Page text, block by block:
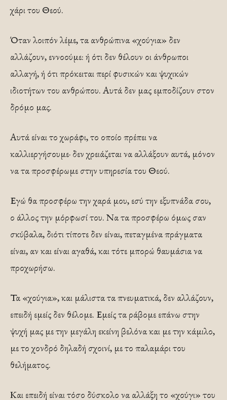
χάρι του Θεού.
Όταν λοιπόν λέμε, τα ανθρώπινα «χούγια» δεν
αλλάζουν, εννοούμε: ή ότι δεν θέλουν οι άνθρωποι
αλλαγή, ή ότι πρόκειται περί φυσικών και ψυχικών
ιδιοτήτων του ανθρώπου. Αυτά δεν μας εμποδίζουν στον
δρόμο μας.
Αυτά είναι το χωράφι, το οποίο πρέπει να
καλλιεργήσουμε· δεν χρειάζεται να αλλάξουν αυτά, μόνον
να τα προσφέρωμε στην υπηρεσία του Θεού.
Εγώ θα προσφέρω την χαρά μου, εσύ την εξυπνάδα σου,
ο άλλος την μόρφωσί του. Να τα προσφέρω όμως σαν
σκύβαλα, διότι τίποτε δεν είναι, πεταγμένα πράγματα
είναι, αν και είναι αγαθά, και τότε μπορώ θαυμάσια να
προχωρήσω.
Τα «χούγια», και μάλιστα τα πνευματικά, δεν αλλάζουν,
επειδή εμείς δεν θέλομε. Εμείς τα ράβομε επάνω στην
ψυχή μας με την μεγάλη εκείνη βελόνα και με την κάμιλο,
με το χονδρό δηλαδή σχοινί, με το παλαμάρι του
θελήματος.
Και επειδή είναι τόσο δύσκολο να αλλάξη το «χούγι» του